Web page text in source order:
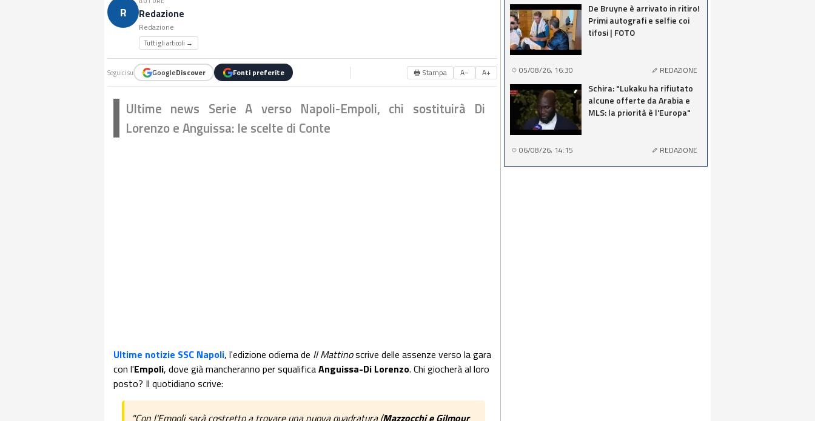
R Redazione
Redazione
Tutti gli articoli →
Seguici su GoogleDiscover Fonti preferite 🖶 Stampa A− A+
Ultime news Serie A verso Napoli-Empoli, chi sostituirà Di
Lorenzo e Anguissa: le scelte di Conte
Ultime notizie SSC Napoli, l'edizione odierna de Il Mattinoscrive delle assenze verso la gara
con l'Empoli, dove già mancheranno per squalificaAnguissa-Di Lorenzo. Chi giocherà al loro
posto? Il quotidiano scrive:
"Con l'Empoli sarà costretto a trovare una nuova quadratura (Mazzocchi e Gilmour
De Bruyne è arrivato in ritiro!
Primi autografi e selfie coi
tifosi | FOTO
05/08/26, 16:30 REDAZIONE
Schira: "Lukaku ha rifiutato
alcune offerte da Arabia e
MLS: la priorità è l'Europa"
06/08/26, 14:15 REDAZIONE